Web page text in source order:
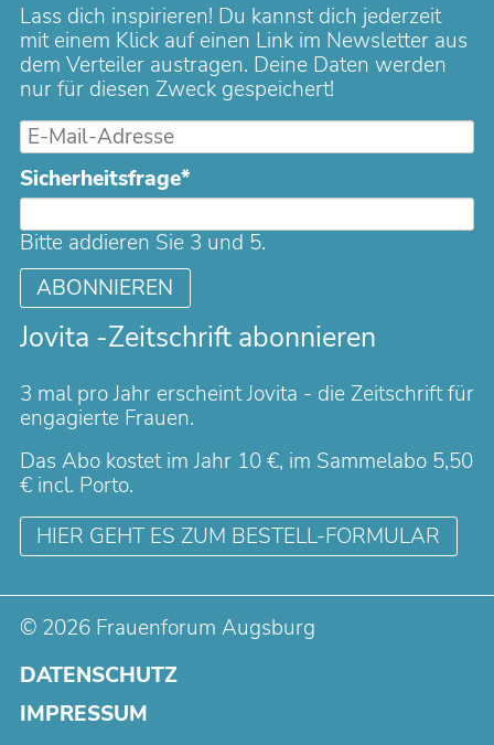
Lass dich inspirieren! Du kannst dich jederzeit
mit einem Klick auf einen Link im Newsletter aus
dem Verteiler austragen. Deine Daten werden
nur für diesen Zweck gespeichert!
E-
Mail-
Adresse
Pflichtfeld
Sicherheitsfrage*
Bitte addieren Sie 3 und 5.
ABONNIEREN
Jovita -Zeitschrift abonnieren
3 mal pro Jahr erscheint Jovita - die Zeitschrift für
engagierte Frauen.
Das Abo kostet im Jahr 10 €, im Sammelabo 5,50
€ incl. Porto.
HIER GEHT ES ZUM BESTELL-FORMULAR
© 2026 Frauenforum Augsburg
NAVIGATION
ÜBERSPRINGEN
DATENSCHUTZ
IMPRESSUM